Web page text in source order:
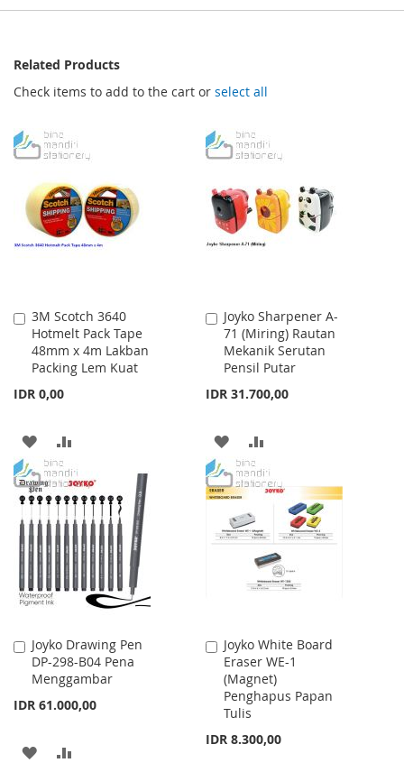
Related Products
Check items to add to the cart or select all
3M Scotch 3640
Hotmelt Pack Tape
48mm x 4m Lakban
Packing Lem Kuat
IDR 0,00
Add
to
Cart
ADD
TO
WISH
LIST
TO
COMPARE
Joyko Sharpener A-
71 (Miring) Rautan
Mekanik Serutan
Pensil Putar
IDR 31.700,00
Add
to
Cart
ADD
TO
WISH
LIST
TO
COMPARE
Joyko Drawing Pen
DP-298-B04 Pena
Menggambar
IDR 61.000,00
Add
to
Cart
ADD
Joyko White Board
Eraser WE-1
(Magnet)
Penghapus Papan
Tulis
IDR 8.300,00
Add
to
Cart